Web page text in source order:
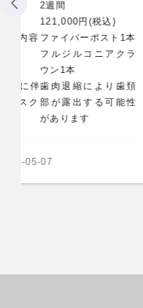
スト1本
ニアクラ
より歯頚
る可能性
費用
治療内容
治療に伴